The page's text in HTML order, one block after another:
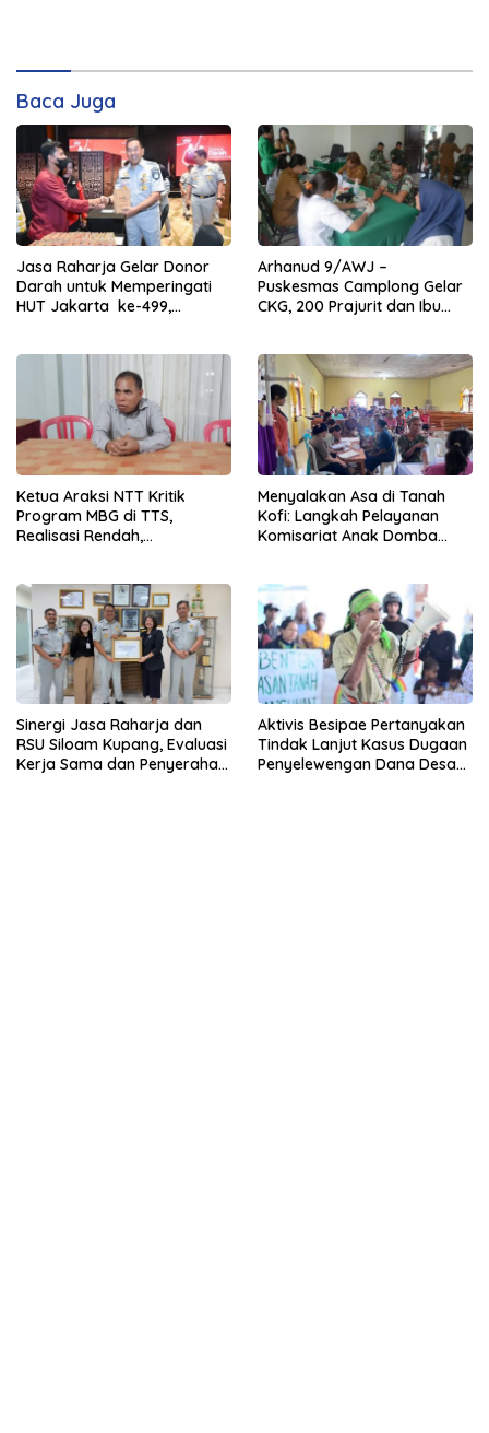
Baca Juga
Jasa Raharja Gelar Donor
Darah untuk Memperingati
HUT Jakarta ke-499,
Arhanud 9/AWJ –
Puskesmas Camplong Gelar
CKG, 200 Prajurit dan Ibu
Ketua Araksi NTT Kritik
Program MBG di TTS,
Realisasi Rendah,
Menyalakan Asa di Tanah
Kofi: Langkah Pelayanan
Komisariat Anak Domba
Sinergi Jasa Raharja dan
RSU Siloam Kupang, Evaluasi
Kerja Sama dan Penyerahan
Aktivis Besipae Pertanyakan
Tindak Lanjut Kasus Dugaan
Penyelewengan Dana Desa